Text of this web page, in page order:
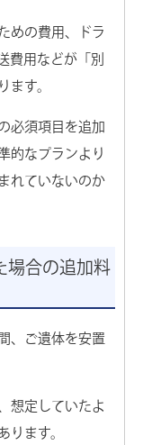
めの費用、ドラ
費用などが「別
ます。
必須項目を追加
的なプランより
れていないのか
場合の追加料
、ご遺体を安置
想定していたよ
ります。